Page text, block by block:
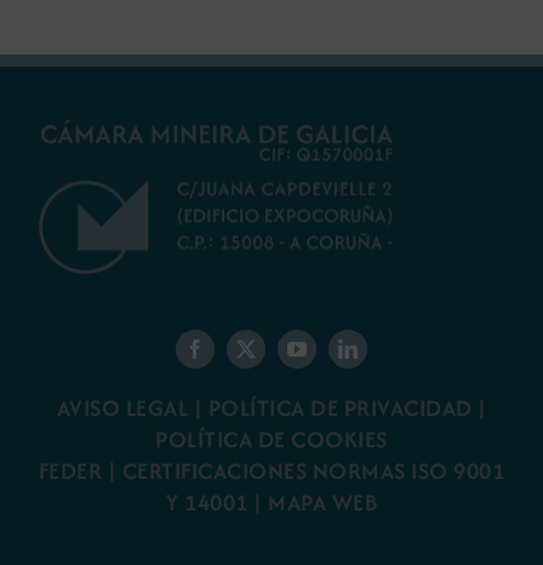
AVISO LEGAL | POLÍTICA DE PRIVACIDAD |
POLÍTICA DE COOKIES
FEDER | CERTIFICACIONES NORMAS ISO 9001
Y 14001 | MAPA WEB